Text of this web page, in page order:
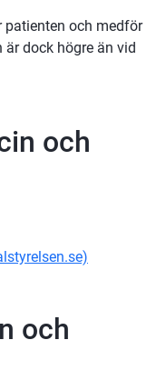
och medför
är dock högre än vid
och
och